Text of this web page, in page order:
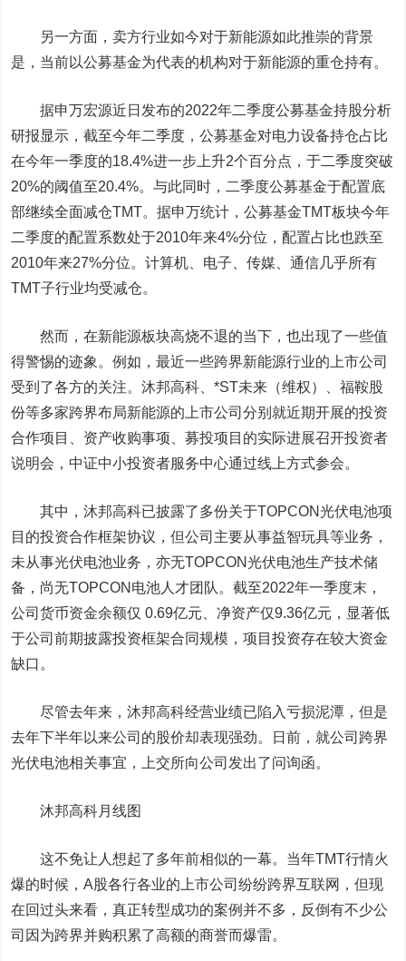
另一方面，卖方行业如今对于新能源如此推崇的背景
是，当前以公募基金为代表的机构对于新能源的重仓持有。
据申万宏源近日发布的2022年二季度公募基金持股分析
研报显示，截至今年二季度，公募基金对电力设备持仓占比
在今年一季度的18.4%进一步上升2个百分点，于二季度突破
20%的阈值至20.4%。与此同时，二季度公募基金于配置底
部继续全面减仓TMT。据申万统计，公募基金TMT板块今年
二季度的配置系数处于2010年来4%分位，配置占比也跌至
2010年来27%分位。计算机、电子、传媒、通信几乎所有
TMT子行业均受减仓。
然而，在新能源板块高烧不退的当下，也出现了一些值
得警惕的迹象。例如，最近一些跨界新能源行业的上市公司
受到了各方的关注。沐邦高科 、*ST未来 （维权）、福鞍股
份等多家跨界布局新能源的上市公司分别就近期开展的投资
合作项目、资产收购事项、募投项目的实际进展召开投资者
说明会，中证中小投资者服务中心通过线上方式参会。
其中，沐邦高科已披露了多份关于TOPCON光伏电池项
目的投资合作框架协议，但公司主要从事益智玩具等业务，
未从事光伏电池业务，亦无TOPCON光伏电池生产技术储
备，尚无TOPCON电池人才团队。截至2022年一季度末，
公司货币资金余额仅 0.69亿元、净资产仅9.36亿元，显著低
于公司前期披露投资框架合同规模，项目投资存在较大资金
缺口。
尽管去年来，沐邦高科经营业绩已陷入亏损泥潭，但是
去年下半年以来公司的股价却表现强劲。日前，就公司跨界
光伏电池相关事宜，上交所向公司发出了问询函。
沐邦高科月线图
这不免让人想起了多年前相似的一幕。当年TMT行情火
爆的时候，A股各行各业的上市公司纷纷跨界互联网，但现
在回过头来看，真正转型成功的案例并不多，反倒有不少公
司因为跨界并购积累了高额的商誉而爆雷。